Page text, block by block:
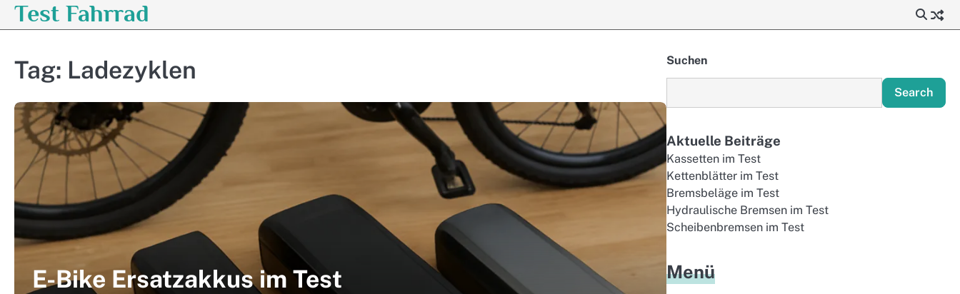
SkipTest Fahrrad
Tag: Ladezyklen
E-Bike Ersatzakkus im Test
Suchen
Search
Aktuelle Beiträge
Kassetten im Test
Kettenblätter im Test
Bremsbeläge im Test
Hydraulische Bremsen im Test
Scheibenbremsen im Test
Menü